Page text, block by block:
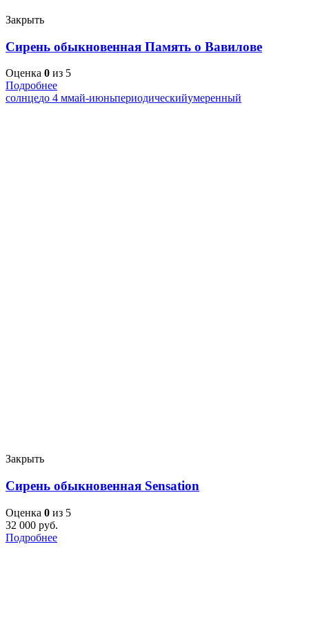
Закрыть
Сирень обыкновенная Память о Вавилове
Оценка 0 из 5
Подробнее
солнцедо 4 ммай-июньпериодическийумеренный
Закрыть
Сирень обыкновенная Sensation
Оценка 0 из 5
32 000 руб.
Подробнее